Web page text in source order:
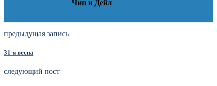
Чип и Дейл
предыдущая запись
31-я весна
следующий пост